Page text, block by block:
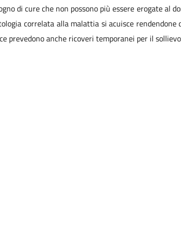
di cure che non possono più essere erogate al
correlata alla malattia si acuisce
prevedono anche ricoveri temporanei per il